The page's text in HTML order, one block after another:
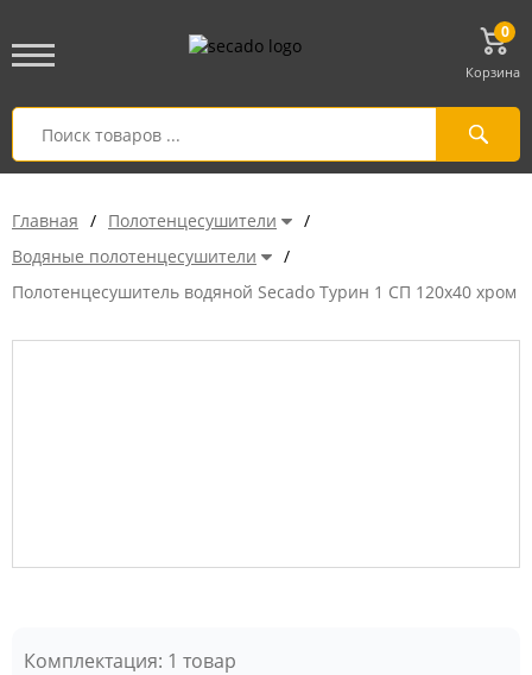
0
Корзина
Главная / Полотенцесушители
/
Водяные полотенцесушители
/
Полотенцесушитель водяной Secado Турин 1 СП 120x40 хром
Комплектация: 1 товар